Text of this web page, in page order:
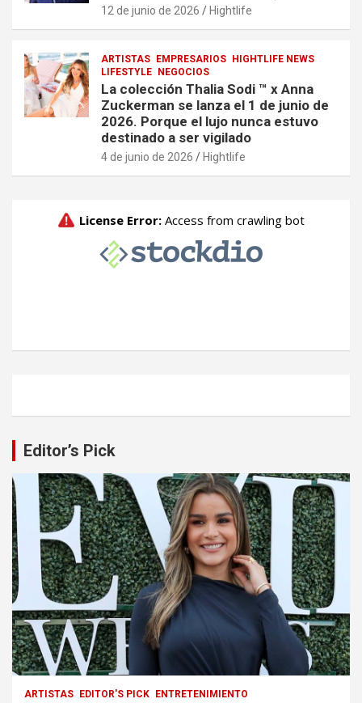
12 de junio de 2026 Hightlife
ARTISTAS EMPRESARIOS HIGHTLIFE NEWS
LIFESTYLE NEGOCIOS
La colección Thalia Sodi ™ x Anna
Zuckerman se lanza el 1 de junio de
2026. Porque el lujo nunca estuvo
destinado a ser vigilado
4 de junio de 2026 Hightlife
Editor’s Pick
ARTISTAS EDITOR'S PICK
ENTRETENIMIENTO